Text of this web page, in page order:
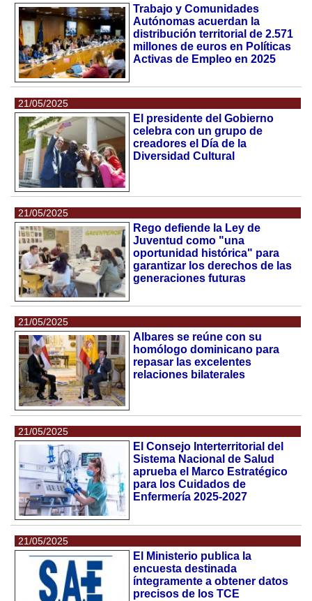
Trabajo y Comunidades
Autónomas acuerdan la
distribución territorial de 2.571
millones de euros en Políticas
Activas de Empleo en 2025
21/05/2025
El presidente del Gobierno
celebra con un grupo de
creadores el Día de la
Diversidad Cultural
21/05/2025
Rego defiende la Ley de
Juventud como "una
oportunidad histórica" para
garantizar los derechos de las
generaciones futuras
21/05/2025
Albares se reúne con su
homólogo dominicano para
repasar las excelentes
relaciones bilaterales
21/05/2025
El Consejo Interterritorial del
Sistema Nacional de Salud
aprueba el Marco Estratégico
para los Cuidados de
Enfermería 2025-2027
21/05/2025
El Ministerio publica la
encuesta destinada
íntegramente a obtener datos
precisos de los TCE